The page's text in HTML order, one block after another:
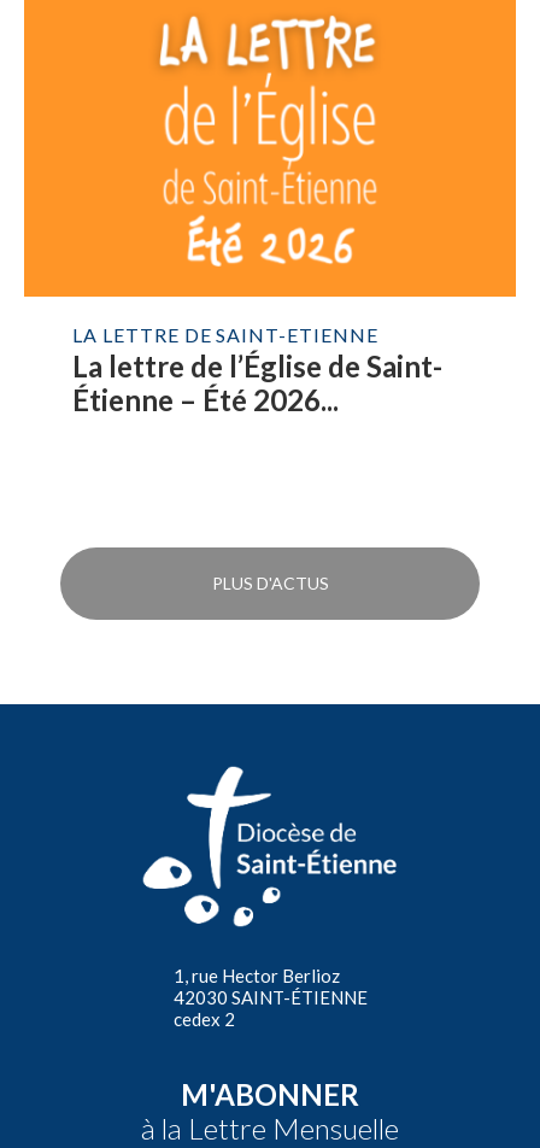
LA LETTRE DE SAINT-ETIENNE
La lettre de l’Église de Saint-
Étienne – Été 2026...
PLUS D'ACTUS
1, rue Hector Berlioz
42030 SAINT-ÉTIENNE
cedex 2
M'ABONNER
à la Lettre Mensuelle